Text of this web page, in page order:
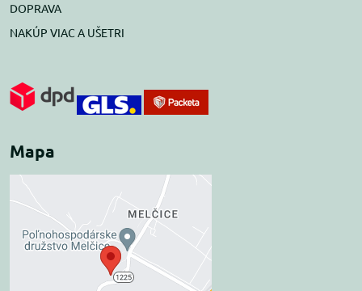
DOPRAVA
NAKÚP VIAC A UŠETRI
Mapa
Externý obsah je
blokovaný Voľbami
súkromia
Prajete si načítať externý obsah?